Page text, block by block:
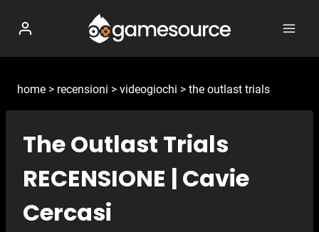
contenuto
home > recensioni > videogiochi > the outlast trials
The Outlast Trials
RECENSIONE | Cavie
Cercasi